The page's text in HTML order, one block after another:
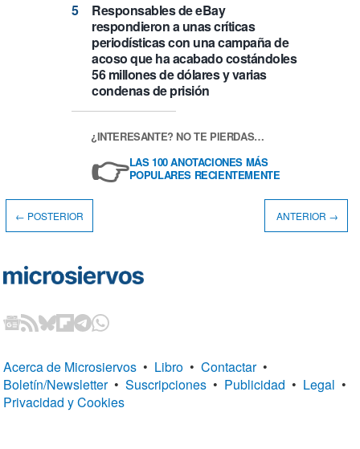
Responsables de eBay
respondieron a unas críticas
periodísticas con una campaña de
acoso que ha acabado costándoles
56 millones de dólares y varias
condenas de prisión
¿INTERESANTE? NO TE PIERDAS…
👉LAS 100 ANOTACIONES MÁS
POPULARES RECIENTEMENTE
← POSTERIOR ANTERIOR →
Acerca de Microsiervos • Libro • Contactar •
Boletín/Newsletter • Suscripciones • Publicidad • Legal •
Privacidad y Cookies